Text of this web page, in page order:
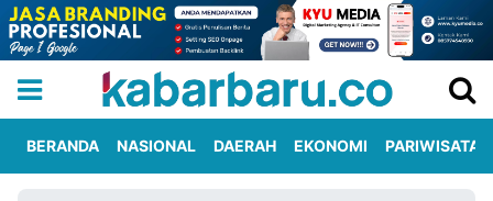
BERANDA NASIONAL DAERAH EKONOMI PARIWISATA